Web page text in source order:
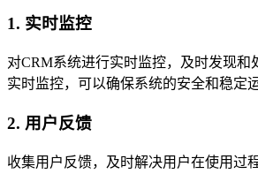
1. 实时监控
对CRM系统进行实时监控，及时发现和
实时监控，可以确保系统的安全和稳定运
2. 用户反馈
收集用户反馈，及时解决用户在使用过